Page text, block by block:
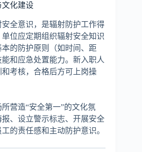
文化建设
全意识，是辐射防护工作得
位应定期组织辐射安全知识
的防护原则（如时间、距
和应急处置能力。新入职人
考核，合格后方可上岗操
营造“安全第一”的文化氛
、设立警示标志、开展安全
的责任感和主动防护意识。